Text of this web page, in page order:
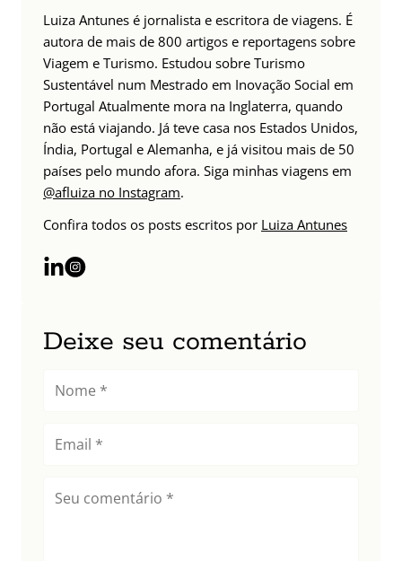
Luiza Antunes é jornalista e escritora de viagens. É
autora de mais de 800 artigos e reportagens sobre
Viagem e Turismo. Estudou sobre Turismo
Sustentável num Mestrado em Inovação Social em
Portugal Atualmente mora na Inglaterra, quando
não está viajando. Já teve casa nos Estados Unidos,
Índia, Portugal e Alemanha, e já visitou mais de 50
países pelo mundo afora. Siga minhas viagens em
@afluiza no Instagram.
Confira todos os posts escritos por Luiza Antunes
Deixe seu comentário